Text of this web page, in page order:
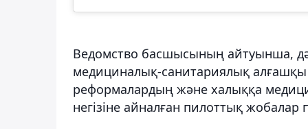
Ведомство басшысының айтуынша,
медициналық-санитариялық
реформалардың және халыққа
негізіне айналған пилоттық жобалар